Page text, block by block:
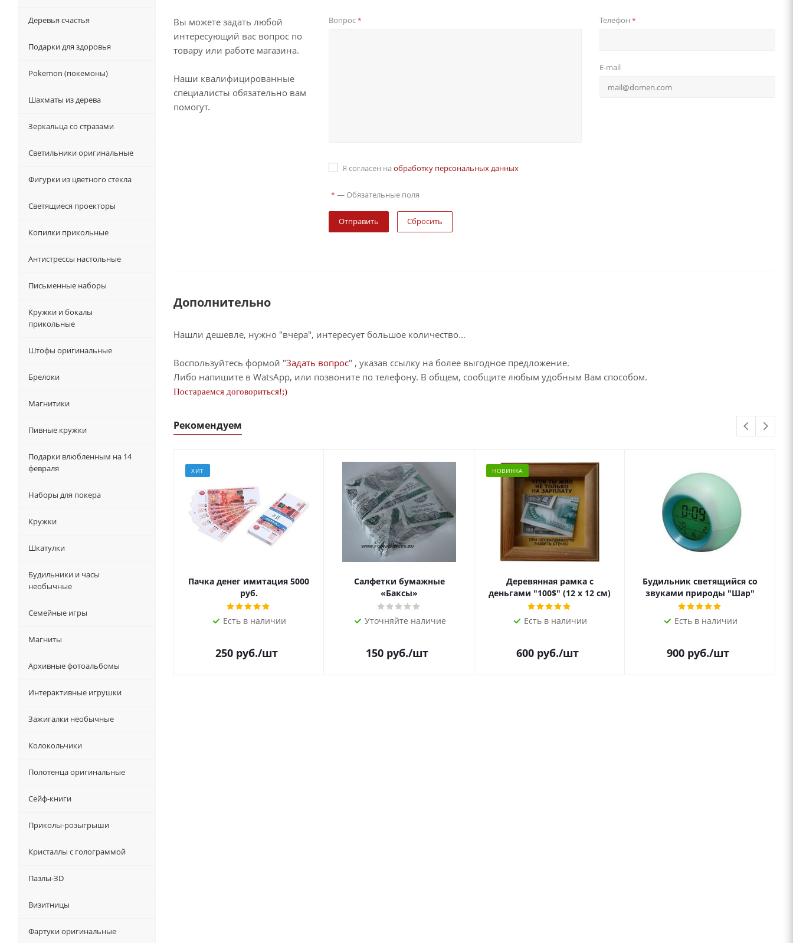
Вы можете задать любой
интересующий вас вопрос по
товару или работе магазина.
Наши квалифицированные
специалисты обязательно вам
помогут.
Вопрос* Телефон *
E-mail
Я согласен на обработку персональных данных
* — Обязательные поля
Сбросить
Дополнительно
Нашли дешевле, нужно "вчера", интересует большое количество...
Воспользуйтесь формой "Задать вопрос" , указав ссылку на более выгодное предложение.
Либо напишите в WatsApp, или позвоните по телефону. В общем, сообщите любым удобным Вам способом.
Постараемся договориться!;)
Рекомендуем
ХИТ
Пачка денег имитация 5000
руб.
Есть в наличии
250 руб./шт
Салфетки бумажные
«Баксы»
Уточняйте наличие
150 руб./шт
НОВИНКА
Деревянная рамка с
деньгами "100$" (12 х 12 см)
Есть в наличии
600 руб./шт
Будильник светящийся со
звуками природы "Шар"
Есть в наличии
900 руб./шт
Деревья счастья
Подарки для здоровья
Pokemon (покемоны)
Шахматы из дерева
Зеркальца со стразами
Светильники оригинальные
Фигурки из цветного стекла
Светящиеся проекторы
Копилки прикольные
Антистрессы настольные
Письменные наборы
Кружки и бокалы
прикольные
Штофы оригинальные
Брелоки
Магнитики
Пивные кружки
Подарки влюбленным на 14
февраля
Наборы для покера
Кружки
Шкатулки
Будильники и часы
необычные
Семейные игры
Магниты
Архивные фотоальбомы
Интерактивные игрушки
Зажигалки необычные
Колокольчики
Полотенца оригинальные
Сейф-книги
Приколы-розыгрыши
Кристаллы с голограммой
Пазлы-ЗD
Визитницы
Фартуки оригинальные